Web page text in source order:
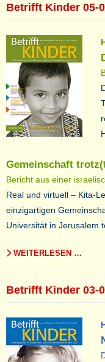
Betrifft Kinder 05-
Gemeinschaft
Bericht aus einer
Real und virtuell – Kita-
einzigartigen
Universität in Jerusalem
WEITERLESEN …
Betrifft Kinder 03-